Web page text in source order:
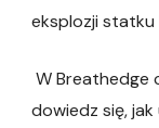
eksplozji statku
W Breathedge
dowiedz się,